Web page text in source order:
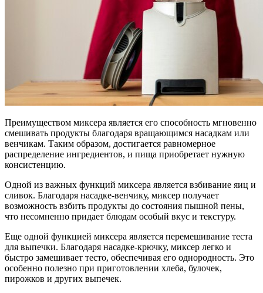
Преимуществом миксера является его способность мгновенно
смешивать продукты благодаря вращающимся насадкам или
венчикам. Таким образом, достигается равномерное
распределение ингредиентов, и пища приобретает нужную
консистенцию.
Одной из важных функций миксера является взбивание яиц и
сливок. Благодаря насадке-венчику, миксер получает
возможность взбить продукты до состояния пышной пены,
что несомненно придает блюдам особый вкус и текстуру.
Еще одной функцией миксера является перемешивание теста
для выпечки. Благодаря насадке-крючку, миксер легко и
быстро замешивает тесто, обеспечивая его однородность. Это
особенно полезно при приготовлении хлеба, булочек,
пирожков и других выпечек.